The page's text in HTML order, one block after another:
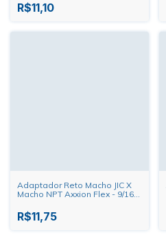
R$11,10
Adaptador Reto Macho JIC X
Macho NPT Axxion Flex - 9/16"
R$11,75